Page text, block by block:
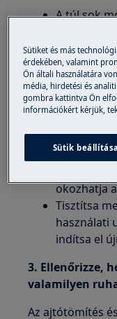
A túl sok
Kapcsolja
néhány
majd
2. Tisztítsa ki a
Ha az
okozhatja
Tisztítsa
használati
indítsa el
3. Ellenőrizze,
valamilyen
Az ajtótömítés
Sütiket és más
érdekében, valamint
Ön általi használatára
média, hirdetési és
gombra kattintva Ön
információkért kérjük,
Sütik beállítása